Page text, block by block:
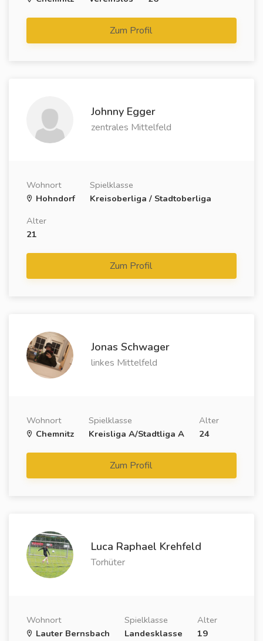
Zum Profil
Johnny Egger
zentrales Mittelfeld
Wohnort
Hohndorf
Spielklasse
Kreisoberliga / Stadtoberliga
Alter
21
Zum Profil
Jonas Schwager
linkes Mittelfeld
Wohnort
Chemnitz
Spielklasse
Kreisliga A/Stadtliga A
Alter
24
Zum Profil
Luca Raphael Krehfeld
Torhüter
Wohnort
Lauter Bernsbach
Spielklasse
Landesklasse
Alter
19